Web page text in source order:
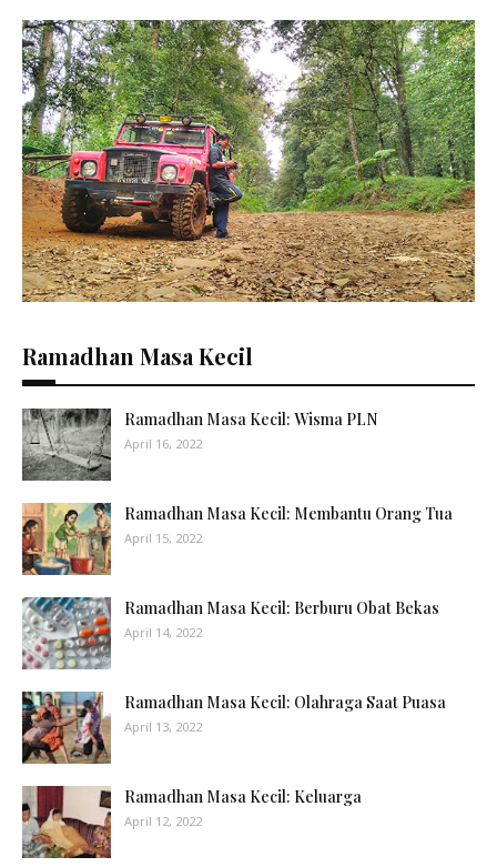
Ramadhan Masa Kecil
Ramadhan Masa Kecil: Wisma PLN
April 16, 2022
Ramadhan Masa Kecil: Membantu Orang Tua
April 15, 2022
Ramadhan Masa Kecil: Berburu Obat Bekas
April 14, 2022
Ramadhan Masa Kecil: Olahraga Saat Puasa
April 13, 2022
Ramadhan Masa Kecil: Keluarga
April 12, 2022